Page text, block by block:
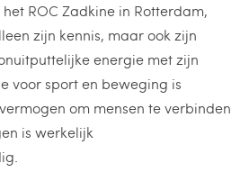
ROC Zadkine in Rotterdam,
zijn kennis, maar ook zijn
energie met zijn
voor sport en beweging is
om mensen te verbinden
is werkelijk